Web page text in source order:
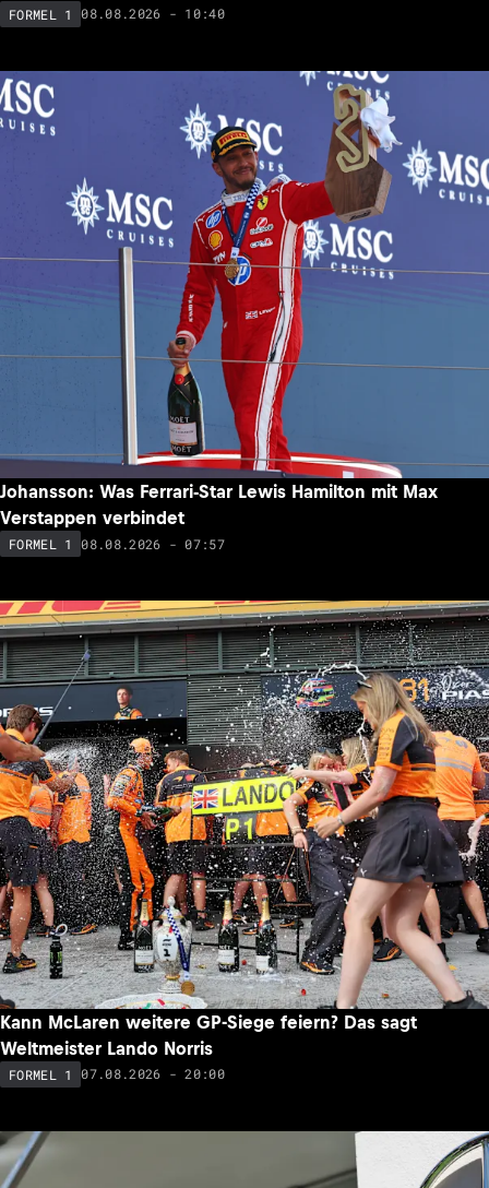
Pierre Gasly kritisiert Formel-1-Motoren: «Sind etwas zu
weit gegangen»
FORMEL 1 08.08.2026 - 15:23
Schlechte Noten für Valtteri Bottas: Motivation wird in
Frage gestellt
FORMEL 1 08.08.2026 - 10:40